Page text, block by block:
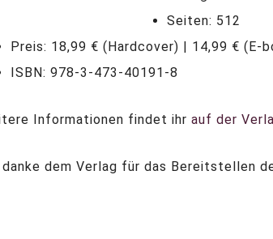
Seiten: 512
Preis: 18,99 € (Hardcover) | 14,99 € (E-
ISBN: 978-3-473-40191-8
Informationen findet ihr auf der
dem Verlag für das Bereitstellen